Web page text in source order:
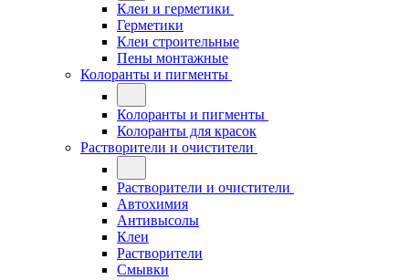
Клеи и герметики
Герметики
Клеи строительные
Пены монтажные
Колоранты и пигменты
Колоранты и пигменты
Колоранты для красок
Растворители и очистители
Растворители и очистители
Автохимия
Антивысолы
Клеи
Растворители
Смывки